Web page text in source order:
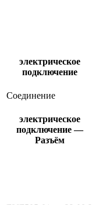
электрическое
подключение
Соединение
электрическое
подключение —
Разъём